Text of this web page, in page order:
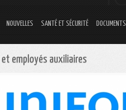
NOUVELLES SANTÉ ET SÉCURITÉ DOCUMENTS
employés auxiliaires